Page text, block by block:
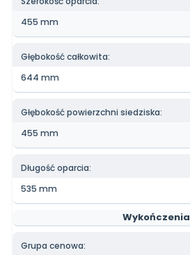
455 mm
Głębokość całkowita:
644 mm
Głębokość powierzchni siedziska:
455 mm
Długość oparcia:
535 mm
Wykończenia
Grupa cenowa: